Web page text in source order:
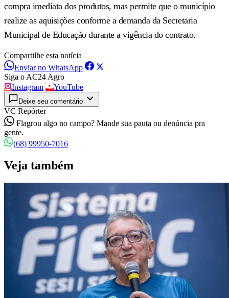
compra imediata dos produtos, mas permite que o município
realize as aquisições conforme a demanda da Secretaria
Municipal de Educação durante a vigência do contrato.
Compartilhe esta notícia
Enviar no WhatsApp
Siga o AC24 Agro
Instagram
YouTube
Deixe seu comentário
VC Repórter
Flagrou algo no campo? Mande sua pauta ou denúncia pra
gente.
(68) 99950-7016
Veja também